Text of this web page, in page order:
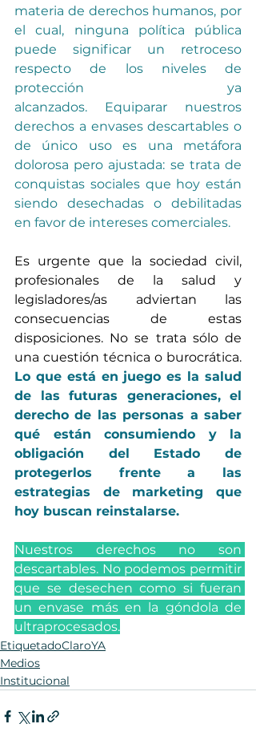
materia de derechos humanos, por
el cual, ninguna política pública
puede significar un retroceso
respecto de los niveles de
protección ya
alcanzados.
Equiparar nuestros
derechos a envases descartables o
de único uso es una metáfora
dolorosa pero ajustada: se trata de
conquistas sociales que hoy están
siendo desechadas o debilitadas
en favor de intereses comerciales.
Es urgente que la sociedad civil,
profesionales de la salud y
legisladores/as adviertan las
consecuencias de estas
disposiciones. No se trata sólo de
Lo que está en juego es la salud
de las futuras generaciones, el
derecho de las personas a saber
qué están consumiendo y la
obligación del Estado de
protegerlos frente a las
estrategias de marketing que
hoy buscan reinstalarse.
Nuestros derechos no son
descartables. No podemos permitir
que se desechen como si fueran
un envase más en la góndola de
ultraprocesados.
EtiquetadoClaroYA
Medios
Institucional